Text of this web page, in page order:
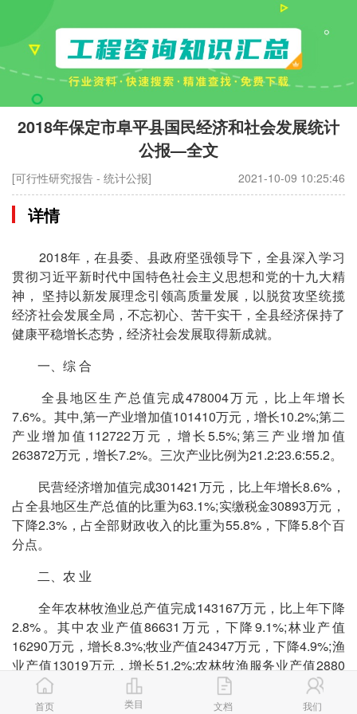
2018年保定市阜平县国民经济和社会发展统计
公报—全文
[可行性研究报告 - 统计公报] 2021-10-09 10:25:46
详情
2018年，在县委、县政府坚强领导下，全县深入学习
贯彻习近平新时代中国特色社会主义思想和党的十九大精
神， 坚持以新发展理念引领高质量发展，以脱贫攻坚统揽
经济社会发展全局，不忘初心、苦干实干，全县经济保持了
健康平稳增长态势，经济社会发展取得新成就。
一、综 合
全县地区生产总值完成478004万元，比上年增长
7.6%。其中,第一产业增加值101410万元，增长10.2%;第二
产业增加值112722万元，增长5.5%;第三产业增加值
263872万元，增长7.2%。三次产业比例为21.2:23.6:55.2。
民营经济增加值完成301421万元，比上年增长8.6%，
占全县地区生产总值的比重为63.1%;实缴税金30893万元，
下降2.3%，占全部财政收入的比重为55.8%，下降5.8个百
分点。
二、农 业
全年农林牧渔业总产值完成143167万元，比上年下降
2.8%。其中农业产值86631万元，下降9.1%;林业产值
16290万元，增长8.3%;牧业产值24347万元，下降4.9%;渔
业产值13019万元，增长51.2%;农林牧渔服务业产值2880
万元，增长0.5%。
首页 类目 文档 我们